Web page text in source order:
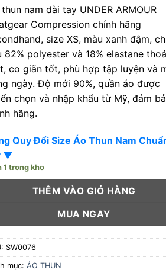
nam dài tay UNDER ARMOUR
Compression chính hãng
size XS, màu xanh đậm,
82% polyester và 18% elastane
co giãn tốt, phù hợp tập luyện và
ngày. Độ mới 90%, quần áo được
chọn và nhập khẩu từ Mỹ, đảm
hãng.
Quy Đổi Size Áo Thun Nam
▼
1 trong kho
THÊM VÀO GIỎ HÀNG
MUA NGAY
SW0076
mục: ÁO THUN